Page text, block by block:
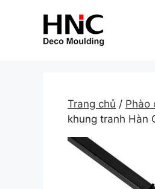
Trang chủ / Phào
khung tranh Hàn